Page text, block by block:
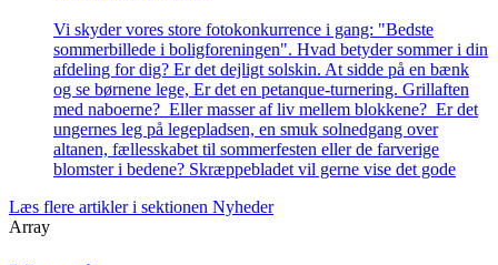
Vi skyder vores store fotokonkurrence i gang: "Bedste
sommerbillede i boligforeningen". Hvad betyder sommer i din
afdeling for dig? Er det dejligt solskin. At sidde på en bænk
og se børnene lege, Er det en petanque-turnering. Grillaften
med naboerne? Eller masser af liv mellem blokkene? Er det
ungernes leg på legepladsen, en smuk solnedgang over
altanen, fællesskabet til sommerfesten eller de farverige
blomster i bedene? Skræppebladet vil gerne vise det gode
Læs flere artikler i sektionen Nyheder
Array